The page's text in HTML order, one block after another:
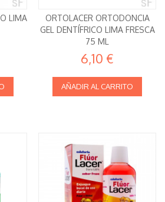
LIMA
ORTOLACER ORTODONCIA
GEL DENTÍFRICO LIMA FRESCA
75 ML
6,10 €
AÑADIR AL CARRITO